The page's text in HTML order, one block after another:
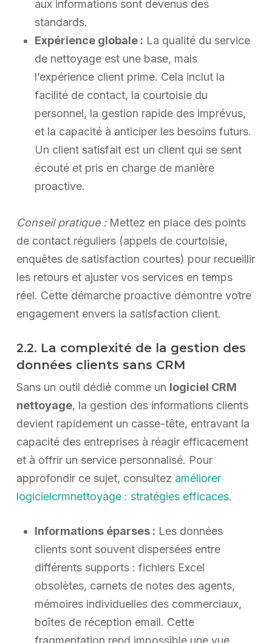
aux informations sont devenus des
standards.
Expérience globale : La qualité du service
de nettoyage est une base, mais
l’expérience client prime. Cela inclut la
facilité de contact, la courtoisie du
personnel, la gestion rapide des imprévus,
et la capacité à anticiper les besoins futurs.
Un client satisfait est un client qui se sent
écouté et pris en charge de manière
proactive.
Conseil pratique :Mettez en place des points
de contact réguliers (appels de courtoisie,
enquêtes de satisfaction courtes) pour recueillir
les retours et ajuster vos services en temps
réel. Cette démarche proactive démontre votre
engagement envers la satisfaction client.
2.2. La complexité de la gestion des
données clients sans CRM
Sans un outil dédié comme un logiciel CRM
nettoyage, la gestion des informations clients
devient rapidement un casse-tête, entravant la
capacité des entreprises à réagir efficacement
et à offrir un service personnalisé. Pour
approfondir ce sujet, consultez améliorer
logicielcrmnettoyage : stratégies efficaces.
Informations éparses : Les données
clients sont souvent dispersées entre
différents supports : fichiers Excel
obsolètes, carnets de notes des agents,
mémoires individuelles des commerciaux,
boîtes de réception email. Cette
fragmentation rend impossible une vue